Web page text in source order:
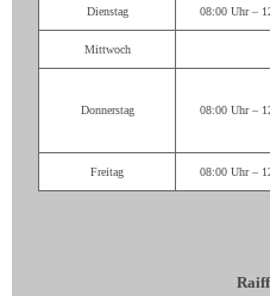
Dienstag 08:00 Uhr –
Mittwoch
Donnerstag 08:00 Uhr –
Freitag 08:00 Uhr –